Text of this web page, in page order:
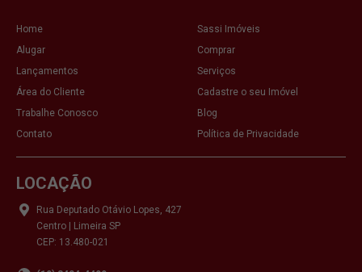
Home
Sassi Imóveis
Alugar
Comprar
Lançamentos
Serviços
Área do Cliente
Cadastre o seu Imóvel
Trabalhe Conosco
Blog
Contato
Política de Privacidade
LOCAÇÃO
Rua Deputado Otávio Lopes, 427
Centro | Limeira SP
CEP: 13.480-021